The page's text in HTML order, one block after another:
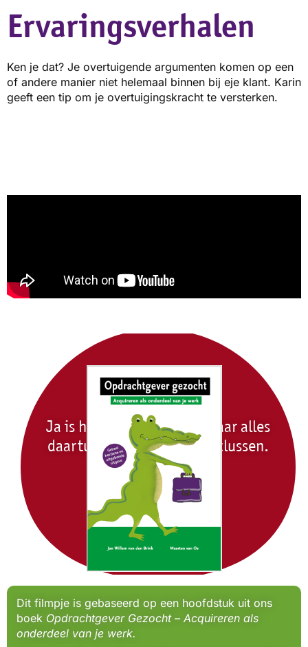
Ervaringsverhalen
Ken je dat? Je overtuigende argumenten komen op een
of andere manier niet helemaal binnen bij eje klant. Karin
geeft een tip om je overtuigingskracht te versterken.
Ja is hoera en nee is oké Maar alles
daartussen is veel te hard klussen.
Dreamfactory
Dit filmpje is gebaseerd op een hoofdstuk uit ons
boek Opdrachtgever Gezocht – Acquireren als
onderdeel van je werk.